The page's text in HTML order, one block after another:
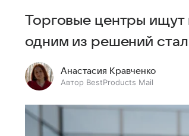
Торговые центры ищут
одним из решений
Анастасия Кравченко
Автор BestProducts Mail